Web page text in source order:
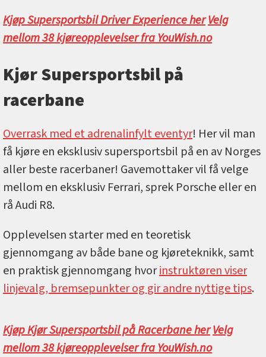
Kjøp Supersportsbil Driver Experience herVelg
mellom 38 kjøreopplevelser fra YouWish.no
Kjør Supersportsbil på
racerbane
Overrask med et adrenalinfylt eventyr! Her vil man
få kjøre en eksklusiv supersportsbil på en av Norges
aller beste racerbaner! Gavemottaker vil få velge
mellom en eksklusiv Ferrari, sprek Porsche eller en
rå Audi R8.
Opplevelsen starter med en teoretisk
gjennomgang av både bane og kjøreteknikk, samt
en praktisk gjennomgang hvorinstruktøren viser
linjevalg, bremsepunkter og gir andre nyttige tips.
Kjøp Kjør Supersportsbil på Racerbane herVelg
mellom 38 kjøreopplevelser fra YouWish.no